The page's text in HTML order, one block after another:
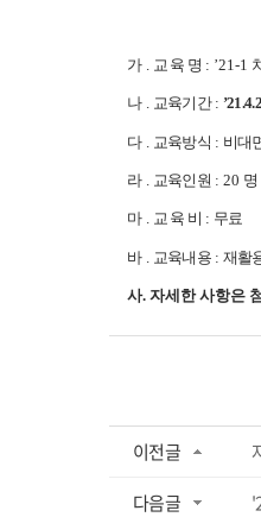
가 교 육 명 : ’21-1
나 . 교육기간 :
다 교육방식 : 비대
라 교육인원 : 20 명
마 . 교 육 비 : 무료
바 교육내용 : 재활
사. 자세한 사항은
이전글
다음글